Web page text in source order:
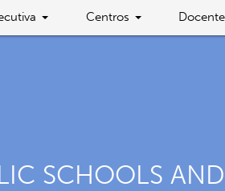
Centros
SCHOOLS AND